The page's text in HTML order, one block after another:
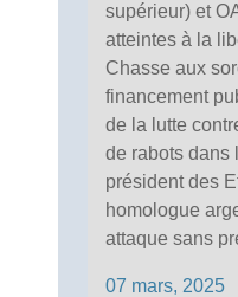
supérieur) et
atteintes à la
Chasse aux
financement
de la lutte
de rabots
président des
homologue
attaque sans
07 mars, 2025